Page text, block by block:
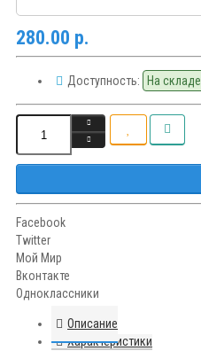
280.00 р.
Доступность: На складе
Facebook
Twitter
Мой Мир
Вконтакте
Одноклассники
Описание
Характеристики